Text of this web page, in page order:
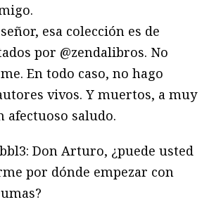
esa colección es de
por @zendalibros. No
En todo caso, no hago
vivos. Y muertos, a muy
afectuoso saludo.
Don Arturo, ¿puede usted
por dónde empezar con